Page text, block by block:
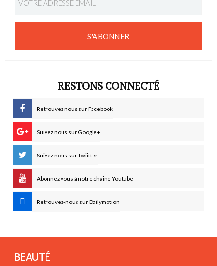
S'ABONNER
RESTONS CONNECTÉ
Retrouvez nous sur Facebook
Suivez nous sur Google+
Suivez nous sur Twiitter
Abonnez vous à notre chaine Youtube
Retrouvez-nous sur Dailymotion
BEAUTÉ